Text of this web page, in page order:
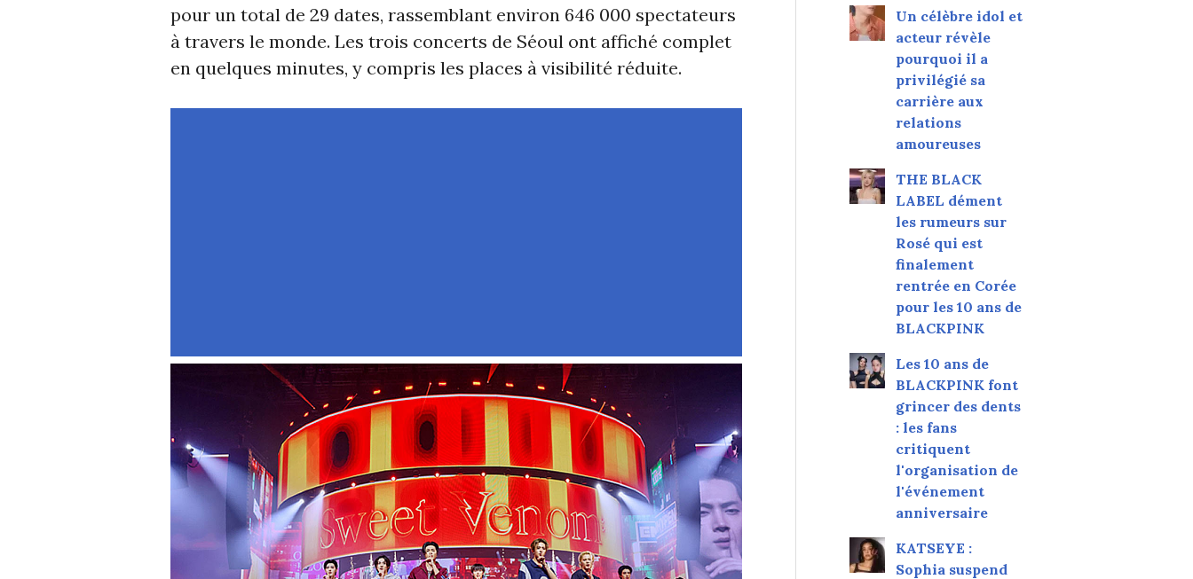
pour un total de 29 dates, rassemblant environ 646 000 spectateurs
à travers le monde. Les trois concerts de Séoul ont affiché complet
en quelques minutes, y compris les places à visibilité réduite.
Un célèbre idol et
acteur révèle
pourquoi il a
privilégié sa
carrière aux
relations
amoureuses
THE BLACK
LABEL dément
les rumeurs sur
Rosé qui est
finalement
rentrée en Corée
pour les 10 ans de
BLACKPINK
Les 10 ans de
BLACKPINK font
grincer des dents
: les fans
critiquent
l'organisation de
l'événement
anniversaire
KATSEYE :
Sophia suspend